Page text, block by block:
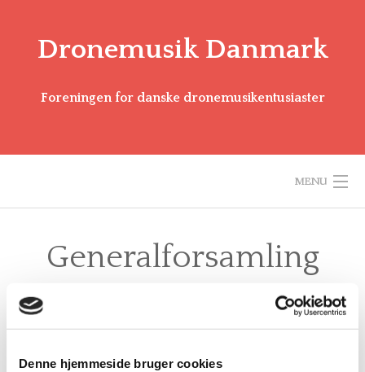
Denne hjemmeside bruger cookies
Dronemusik Danmark
Foreningen for danske dronemusikentusiaster
MENU
VI TILBYDER
Generalforsamling